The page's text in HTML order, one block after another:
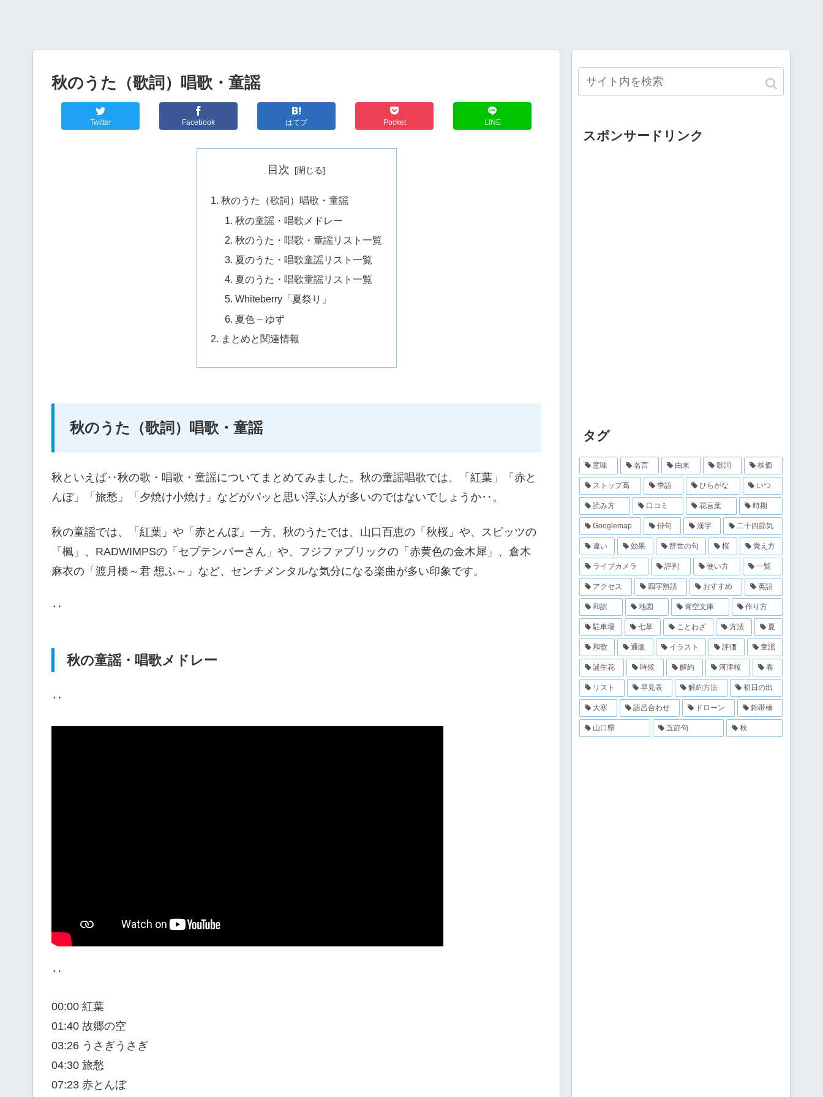
秋のうた（歌詞）唱歌・童謡
Twitter Facebook はてブ Pocket LINE
目次
秋のうた（歌詞）唱歌・童謡
秋の童謡・唱歌メドレー
秋のうた・唱歌・童謡リスト一覧
夏のうた・唱歌童謡リスト一覧
夏のうた・唱歌童謡リスト一覧
Whiteberry「夏祭り」
夏色 – ゆず
まとめと関連情報
秋のうた（歌詞）唱歌・童謡
秋といえば‥秋の歌・唱歌・童謡についてまとめてみました。秋の童謡唱歌では、「紅葉」「赤と
んぼ」「旅愁」「夕焼け小焼け」などがパッと思い浮ぶ人が多いのではないでしょうか‥。
秋の童謡では、「紅葉」や「赤とんぼ」一方、秋のうたでは、山口百恵の「秋桜」や、スピッツの
「楓」、RADWIMPSの「セプテンバーさん」や、フジファブリックの「赤黄色の金木犀」、倉木
麻衣の「渡月橋～君 想ふ～」など、センチメンタルな気分になる楽曲が多い印象です。
‥
秋の童謡・唱歌メドレー
‥
‥
00:00 紅葉
01:40 故郷の空
03:26 うさぎうさぎ
04:30 旅愁
07:23 赤とんぼ
スポンサードリンク
タグ
意味 名言 由来 歌詞 株価
ストップ高 季語 ひらがな いつ
読み方 口コミ 花言葉 時期
Googlemap 俳句 漢字 二十四節気
違い 効果 辞世の句 桜 覚え方
ライブカメラ 評判 使い方 一覧
アクセス 四字熟語 おすすめ 英語
和訳 地図 青空文庫 作り方
駐車場 七草 ことわざ 方法 夏
和歌 通販 イラスト 評価 童謡
誕生花 時候 解約 河津桜 春
リスト 早見表 解約方法 初日の出
大寒 語呂合わせ ドローン 錦帯橋
山口県 五節句 秋